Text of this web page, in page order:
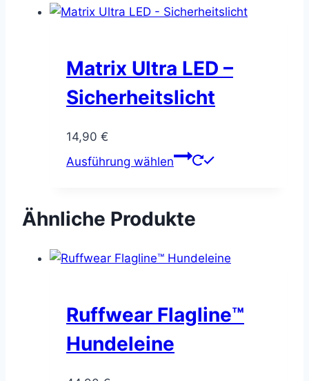
Matrix Ultra LED –
Sicherheitslicht
14,90 €
Ausführung wählen
Dieses
Die
können
auf
Ähnliche Produkte
Ruffwear Flagline™
Hundeleine